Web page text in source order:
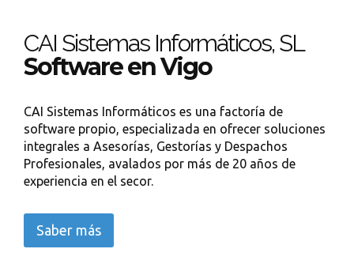
CAI Sistemas Informáticos, SL
Software en Vigo
CAI Sistemas Informáticos es una factoría de
software propio, especializada en ofrecer soluciones
integrales a Asesorías, Gestorías y Despachos
Profesionales, avalados por más de 20 años de
experiencia en el secor.
Saber más